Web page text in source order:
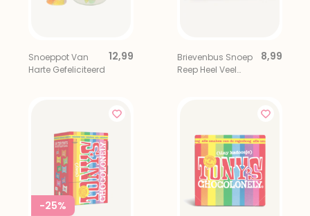
Snoeppot Van
Harte Gefeliciteerd
12,99
Brievenbus Snoep
Reep Heel Veel
8,99
-25%